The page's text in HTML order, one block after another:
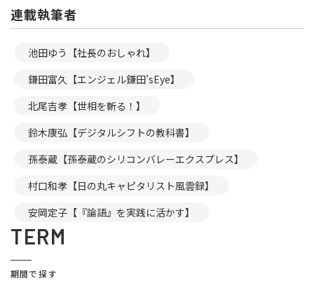
連載執筆者
池田ゆう【社長のおしゃれ】
鎌田富久【エンジェル鎌田’sEye】
北尾吉孝【世相を斬る！】
鈴木康弘【デジタルシフトの教科書】
孫泰蔵【孫泰蔵のシリコンバレーエクスプレス】
村口和孝【日の丸キャピタリスト風雲録】
安岡定子【『論語』を実践に活かす】
TERM
期間で探す